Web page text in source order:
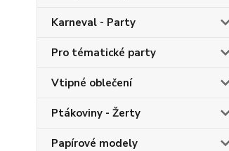
Karneval - Party
Pro tématické party
Vtipné oblečení
Ptákoviny - Žerty
Papírové modely